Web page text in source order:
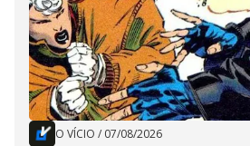
O VÍCIO / 07/08/2026